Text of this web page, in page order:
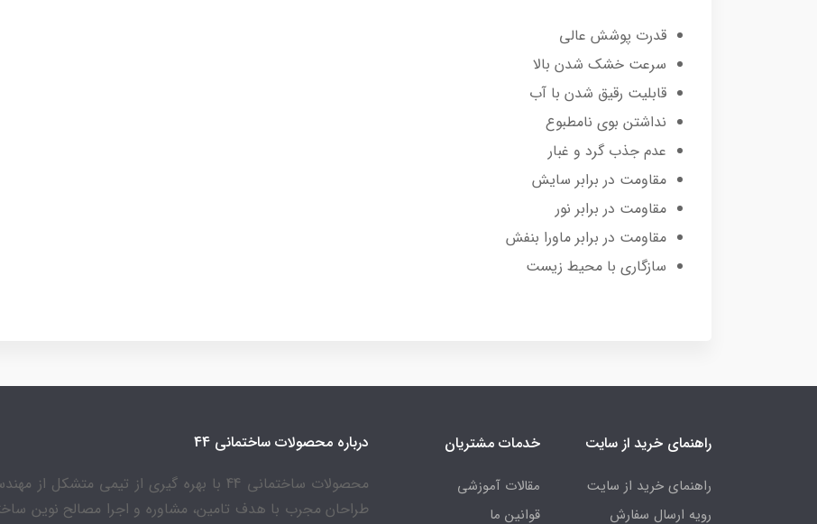
قدرت پوشش عالی
سرعت خشک شدن بالا
قابلیت رقیق شدن با آب
نداشتن بوی نامطبوع
عدم جذب گرد و غبار
مقاومت در برابر سایش
مقاومت در برابر نور
مقاومت در برابر ماورا بنفش
سازگاری با محیط زیست
راهنمای خرید از سایت
راهنمای خرید از سایت
رویه ارسال سفارش
خدمات مشتریان
مقالات آموزشی
قوانین ما
درباره محصولات ساختمانی 44
محصولات ساختمانی 44 با بهره گیری از تیمی متشکل از
طراحان مجرب با هدف تامین، مشاوره و اجرا مصالح نوین